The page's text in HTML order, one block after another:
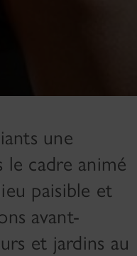
une
cadre animé
paisible et
avant-
et jardins au